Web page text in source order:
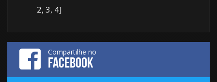
2, 3, 4]
Compartilhe no
FACEBOOK